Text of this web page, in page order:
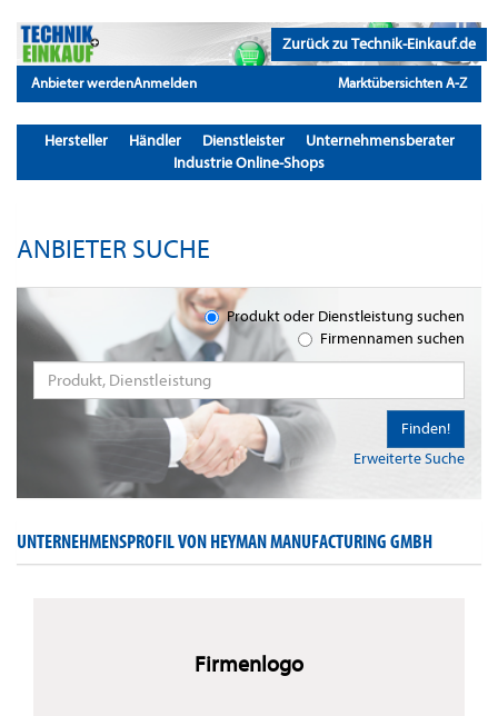
Zurück zu Technik-Einkauf.de
Anbieter werdenAnmelden Marktübersichten A-Z
Hersteller Händler Dienstleister
Unternehmensberater
Industrie Online-Shops
ANBIETER SUCHE
Produkt oder Dienstleistung suchen
Firmennamen suchen
Erweiterte Suche
Finden!
UNTERNEHMENSPROFIL VON HEYMAN MANUFACTURING GMBH
Firmenlogo